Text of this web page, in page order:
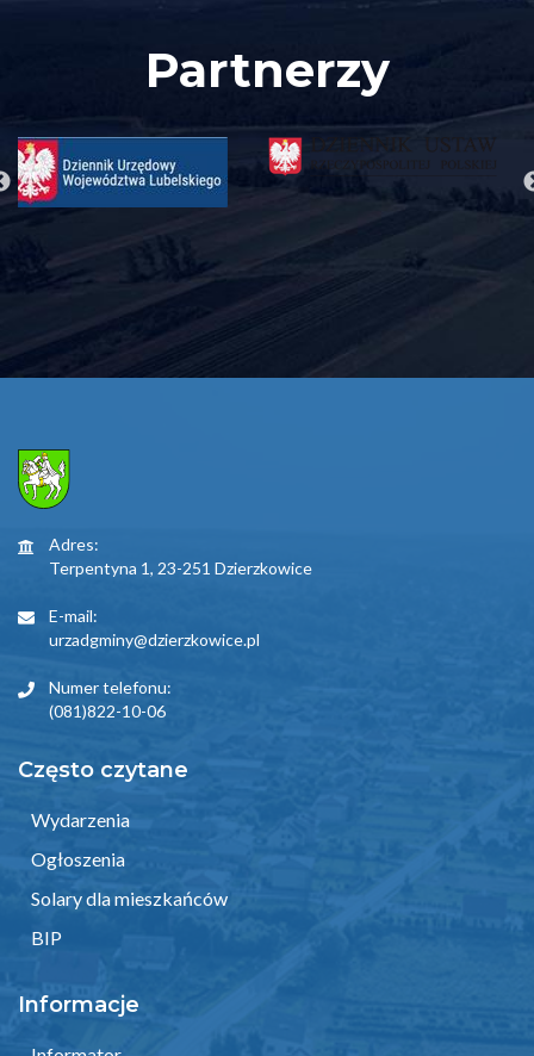
Partnerzy
Adres:
Terpentyna 1, 23-251 Dzierzkowice
E-mail:
urzadgminy@dzierzkowice.pl
Numer telefonu:
(081)822-10-06
Często czytane
Wydarzenia
Ogłoszenia
Solary dla mieszkańców
BIP
Informacje